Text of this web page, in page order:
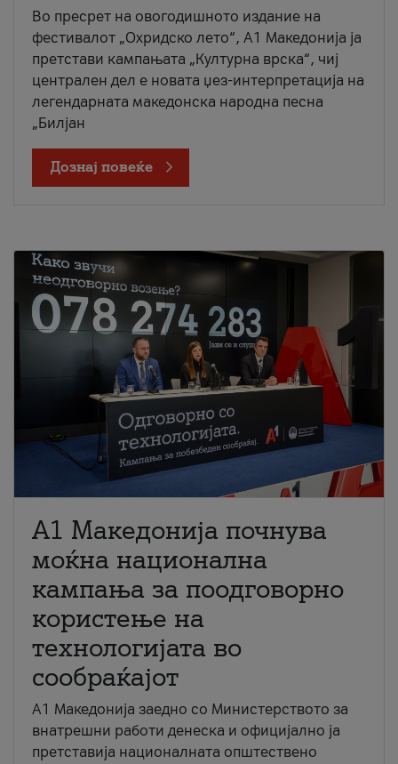
Во пресрет на овогодишното издание на
фестивалот „Охридско лето“, А1 Македонија ја
претстави кампањата „Културна врска“, чиј
централен дел е новата џез-интерпретација на
легендарната македонска народна песна
„Билјан
Дознај повеќе
A1 Македонија почнува
моќна национална
кампања за поодговорно
користење на
технологијата во
сообраќајот
A1 Македонија заедно со Министерството за
внатрешни работи денеска и официјално ја
претставија националната општествено